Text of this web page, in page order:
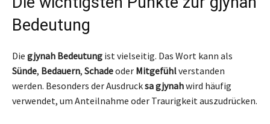
Bedeutung
Die gjynah Bedeutung ist vielseitig. Das Wort kann als
Sünde, Bedauern, Schadeoder Mitgefühlverstanden
werden. Besonders der Ausdrucksa gjynahwird häufig
verwendet, um Anteilnahme oder Traurigkeit auszudrücken.